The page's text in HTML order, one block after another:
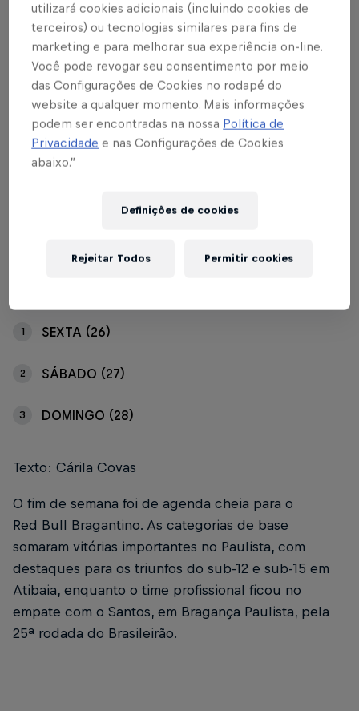
Fim de semana com
saldo positivo para as
categorias do Massa
Bruta
Published on29.09.2025 · 09:28 UTC
1 SEXTA (26)
2 SÁBADO (27)
3 DOMINGO (28)
Texto: Cárila Covas
O fim de semana foi de agenda cheia para o
Red Bull Bragantino. As categorias de base
somaram vitórias importantes no Paulista, com
destaques para os triunfos do sub-12 e sub-15 em
Atibaia, enquanto o time profissional ficou no
empate com o Santos, em Bragança Paulista, pela
25ª rodada do Brasileirão.
utilizará cookies adicionais (incluindo cookies de
terceiros) ou tecnologias similares para fins de
marketing e para melhorar sua experiência on-line.
Você pode revogar seu consentimento por meio
das Configurações de Cookies no rodapé do
website a qualquer momento. Mais informações
podem ser encontradas na nossa Política de
Privacidade e nas Configurações de Cookies
abaixo.”
Definições de cookies
Rejeitar Todos Permitir cookies